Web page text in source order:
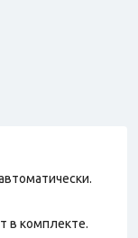
в комплекте.